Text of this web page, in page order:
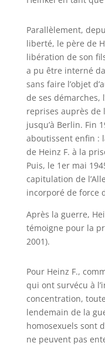
Parallèlement,
liberté, le père de
libération de son
a pu être interné
sans faire l’objet
de ses démarches,
reprises auprès de
jusqu’à Berlin. Fin
aboutissent enfin :
de Heinz F. à la
Puis, le 1er mai
capitulation de
incorporé de force
Après la guerre,
témoigne pour la
2001).
Pour Heinz F.,
qui ont survécu à
concentration,
lendemain de la
homosexuels sont
ne peuvent pas